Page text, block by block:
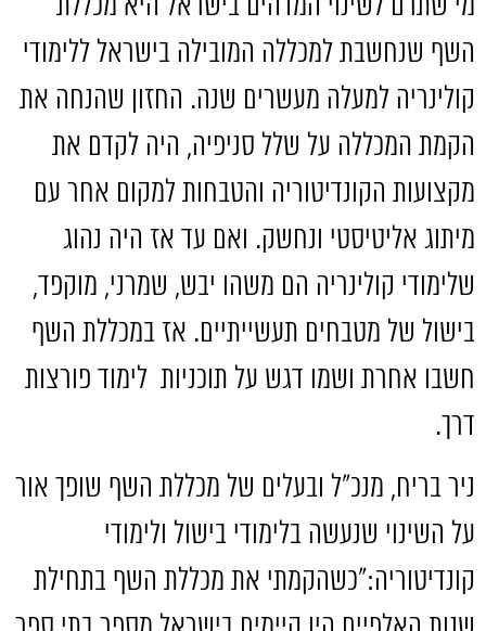
מי שתרם לשינוי המדהים בישראל היא מכללת
השף שנחשבת למכללה המובילה בישראל ללימודי
קולינריה למעלה מעשרים שנה. החזון שהנחה את
הקמת המכללה על שלל סניפיה, היה לקדם את
מקצועות הקונדיטוריה והטבחות למקום אחר עם
מיתוג אליטיסטי ונחשק. ואם עד אז היה נהוג
שלימודי קולינריה הם משהו יבש, שמרני, מוקפד,
בישול של מטבחים תעשייתיים. אז במכללת השף
חשבו אחרת ושמו דגש על תוכניות לימוד פורצות
דרך.
ניר בריח, מנכ״ל ובעלים של מכללת השף שופך אור
על השינוי שנעשה בלימודי בישול ולימודי
קונדיטוריה:״כשהקמתי את מכללת השף בתחילת